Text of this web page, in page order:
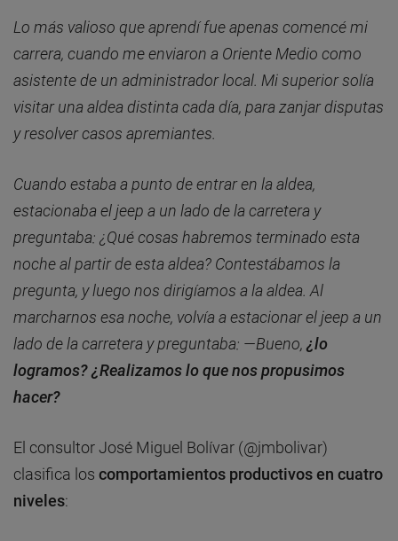
Lo más valioso que aprendí fue apenas comencé mi
carrera, cuando me enviaron a Oriente Medio como
asistente de un administrador local. Mi superior solía
visitar una aldea distinta cada día, para zanjar disputas
y resolver casos apremiantes.
Cuando estaba a punto de entrar en la aldea,
estacionaba el jeep a un lado de la carretera y
preguntaba: ¿Qué cosas habremos terminado esta
noche al partir de esta aldea? Contestábamos la
pregunta, y luego nos dirigíamos a la aldea. Al
marcharnos esa noche, volvía a estacionar el jeep a un
lado de la carretera y preguntaba: —Bueno, ¿lo
logramos? ¿Realizamos lo que nos propusimos
hacer?
El consultor José Miguel Bolívar (@jmbolivar)
clasifica los comportamientos productivosen cuatro
niveles: